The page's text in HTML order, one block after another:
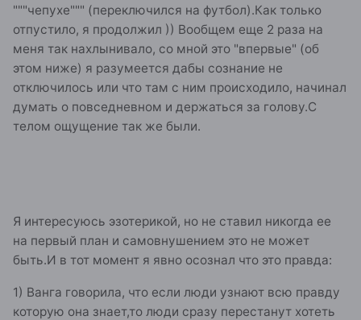
"""чепухе""" (переключился на футбол).Как только
отпустило, я продолжил )) Вообщем еще 2 раза на
меня так нахлынивало, со мной это "впервые" (об
этом ниже) я разумеется дабы сознание не
отключилось или что там с ним происходило, начинал
думать о повседневном и держаться за голову.С
телом ощущение так же были.
Я интересуюсь эзотерикой, но не ставил никогда ее
на первый план и самовнушением это не может
быть.И в тот момент я явно осознал что это правда:
1) Ванга говорила, что если люди узнают всю правду
которую она знает,то люди сразу перестанут хотеть